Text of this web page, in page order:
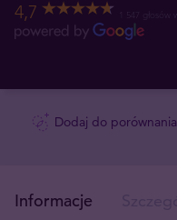
4,7
Dodaj do porównania
Informacje